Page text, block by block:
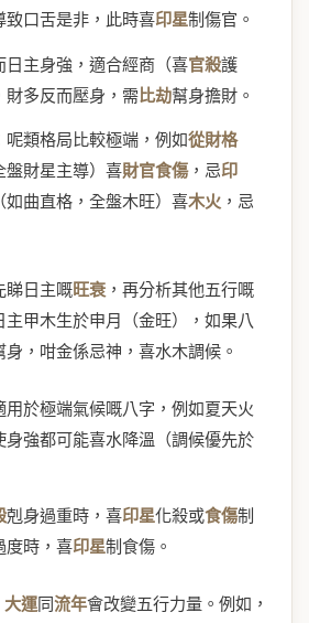
致口舌是非，此時喜印星制傷官。
日主身強，適合經商（喜官殺護
財多反而壓身，需 比劫幫身擔財。
呢類格局比較極端，例如從財格
盤財星主導）喜財官食傷，忌印
如曲直格，全盤木旺）喜木火 ，忌
睇日主嘅旺衰 ，再分析其他五行嘅
主甲木生於申月（金旺），如果八
，咁金係忌神，喜水木調候。
用於極端氣候嘅八字，例如夏天火
身強都可能喜水降溫（調候優先於
剋身過重時，喜印星化殺或食傷制
度時，喜印星制食傷。
大運同流年會改變五行力量。例如，